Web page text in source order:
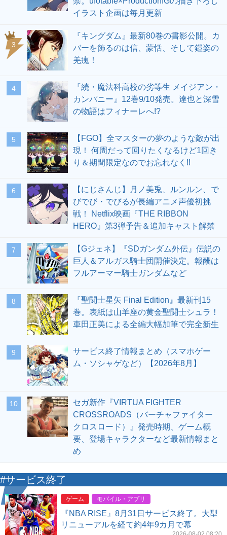
イラスト企画は毎月更新
3
『キングダム』最新80巻の書影公開。カ
バーを飾るのは信、蒙恬、そして鎧姿の
羌瘣！
4
『続・魔法科高校の劣等生 メイジアン・
カンパニー』12巻9/10発売。達也と深雪
の物語はフィナーレへ!?
5
【FGO】全マスターの夢のような敵が出
現！ 何周だって回りたくなるけど1回き
り＆期間限定なのでお忘れなく!!
6
【にじさんじ】月ノ美兎、ルンルン、で
びでび・でびるが長編アニメ声優初挑
戦！ Netflix映画『THE RIBBON
HERO』第3弾予告＆追加キャスト解禁
7
【Gジェネ】『SDガンダム外伝』伝説の
巨人＆アルガス騎士団開催決定。報酬は
フルアーマー騎士ガンダムなど
8
『聖闘士星矢 Final Edition』最新刊15
巻。表紙は山羊座の黄金聖闘士シュラ！
車田正美による全編大幅加筆で完全新生
9
サービス終了情報まとめ（スマホゲー
ム・ソシャゲなど）【2026年8月】
10
セガ新作『VIRTUA FIGHTER
CROSSROADS（バーチャファイター
クロスロード）』発売時期、ゲーム概
要、登場キャラクターなど最新情報まと
め
#サービス終了
ゲーム モバイル・アプリ
『NBA RISE』8月31日サービス終了。大型
リニューアルを経て約4年9カ月で幕